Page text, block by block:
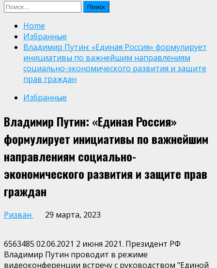
Найти:
Home
Избранные
Владимир Путин: «Единая Россия» формулирует
инициативы по важнейшим направлениям
социально-экономического развития и защите
прав граждан
Избранные
Владимир Путин: «Единая Россия»
формулирует инициативы по важнейшим
направлениям социально-
экономического развития и защите прав
граждан
Ризван 29 марта, 2023
6563485 02.06.2021 2 июня 2021. Президент РФ
Владимир Путин проводит в режиме
видеоконференции встречу с руководством "Единой